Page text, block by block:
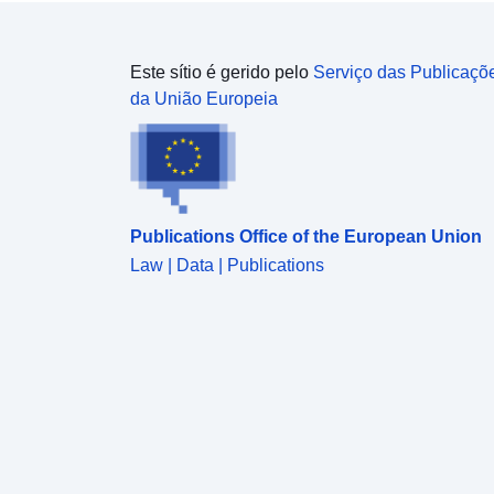
Este sítio é gerido pelo Serviço das
da União Europeia
Publications Office of the European Union
Law | Data | Publications